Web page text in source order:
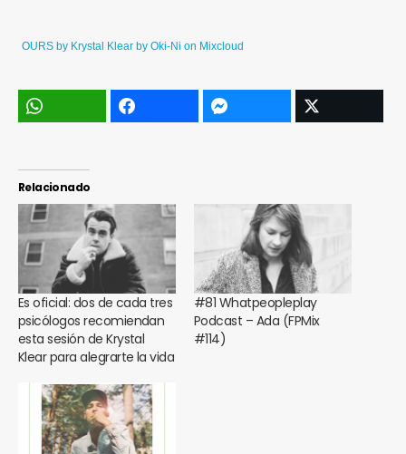
OURS by Krystal Klear by Oki-Ni on Mixcloud
Relacionado
Es oficial: dos de cada tres
psicólogos recomiendan
esta sesión de Krystal
Klear para alegrarte la vida
#81 Whatpeopleplay
Podcast – Ada (FPMix
#114)